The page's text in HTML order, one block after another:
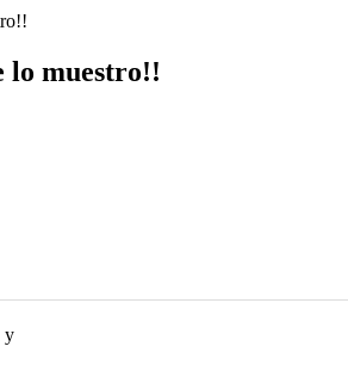
lo muestro!!
y